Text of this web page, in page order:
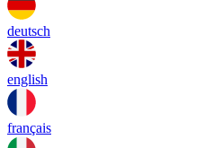
deutsch
english
français